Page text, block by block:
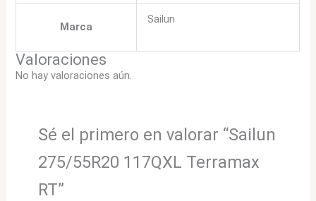
Marca
Sailun
Valoraciones
No hay valoraciones aún.
Sé el primero en valorar “Sailun
275/55R20 117QXL Terramax
RT”